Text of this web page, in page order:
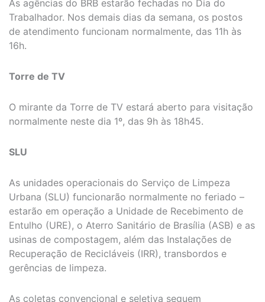
As agências do BRB estarão fechadas no Dia do
Trabalhador. Nos demais dias da semana, os postos
de atendimento funcionam normalmente, das 11h às
16h.
Torre de TV
O mirante da Torre de TV estará aberto para visitação
normalmente neste dia 1º, das 9h às 18h45.
SLU
As unidades operacionais do Serviço de Limpeza
Urbana (SLU) funcionarão normalmente no feriado –
estarão em operação a Unidade de Recebimento de
Entulho (URE), o Aterro Sanitário de Brasília (ASB) e as
usinas de compostagem, além das Instalações de
Recuperação de Recicláveis (IRR), transbordos e
gerências de limpeza.
As coletas convencional e seletiva seguem